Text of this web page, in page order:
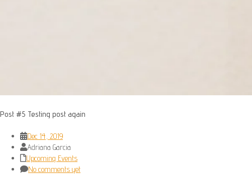
Post #5 Testing post again
Dec 14, 2019
Adriana Garcia
Upcoming Events
No comments yet